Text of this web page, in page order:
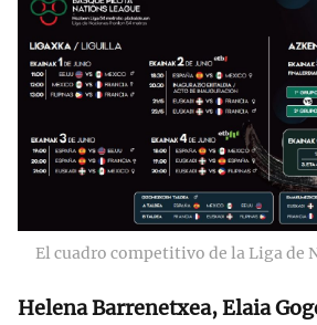
El cuadro competitivo de la Liga de
Helena Barrenetxea, Elaia